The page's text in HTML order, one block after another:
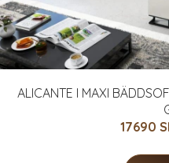
ALICANTE I MAXI
17690